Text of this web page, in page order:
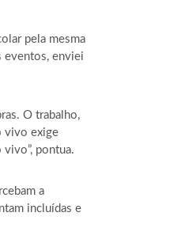
pela mesma
eventos, enviei
O trabalho,
vivo exige
pontua.
a
incluídas e